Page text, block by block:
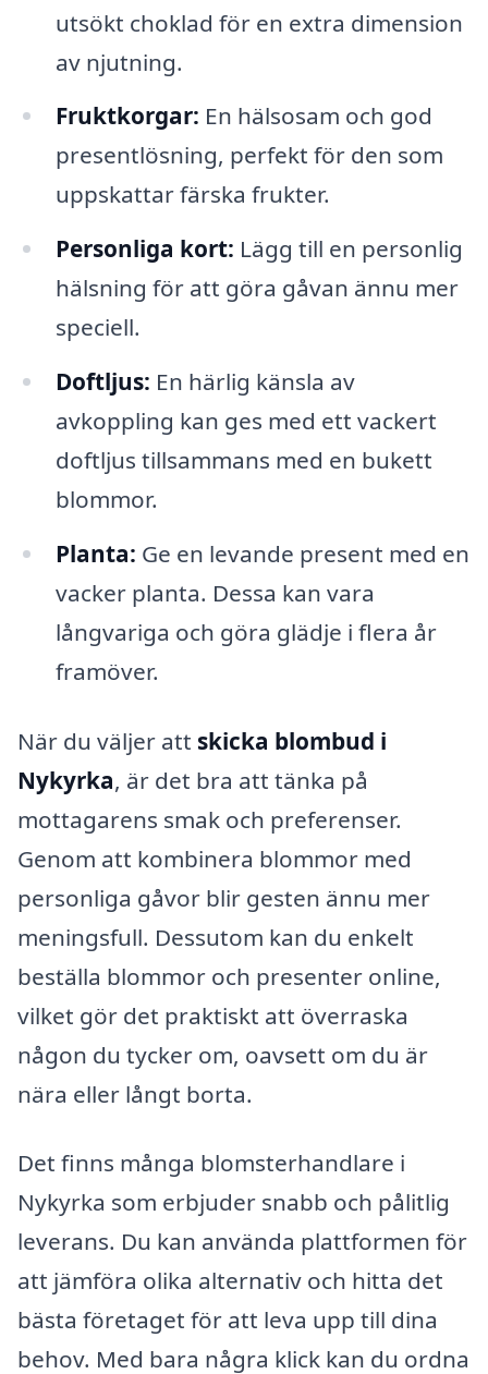
utsökt choklad för en extra dimension
av njutning.
Fruktkorgar: En hälsosam och god
presentlösning, perfekt för den som
uppskattar färska frukter.
Personliga kort: Lägg till en personlig
hälsning för att göra gåvan ännu mer
speciell.
Doftljus: En härlig känsla av
avkoppling kan ges med ett vackert
doftljus tillsammans med en bukett
blommor.
Planta: Ge en levande present med en
vacker planta. Dessa kan vara
långvariga och göra glädje i flera år
framöver.
När du väljer att skicka blombud i
Nykyrka, är det bra att tänka på
mottagarens smak och preferenser.
Genom att kombinera blommor med
personliga gåvor blir gesten ännu mer
meningsfull. Dessutom kan du enkelt
beställa blommor och presenter online,
vilket gör det praktiskt att överraska
någon du tycker om, oavsett om du är
nära eller långt borta.
Det finns många blomsterhandlare i
Nykyrka som erbjuder snabb och pålitlig
leverans. Du kan använda plattformen för
att jämföra olika alternativ och hitta det
bästa företaget för att leva upp till dina
behov. Med bara några klick kan du ordna